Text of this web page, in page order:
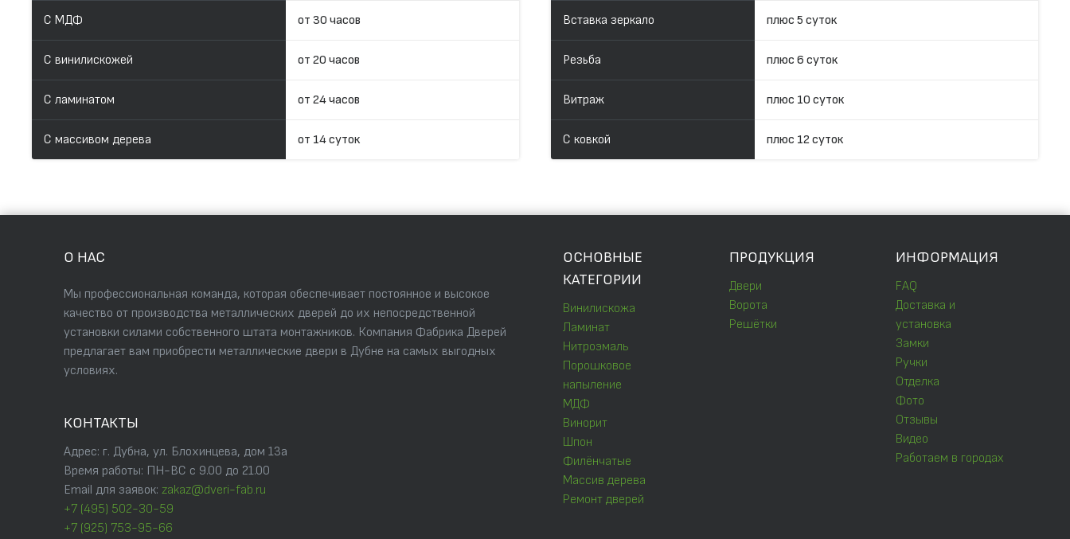
С МДФ от 30 часов
С винилискожей от 20 часов
С ламинатом от 24 часов
С массивом дерева от 14 суток
Вставка зеркало плюс 5 суток
Резьба плюс 6 суток
Витраж плюс 10 суток
С ковкой плюс 12 суток
О НАС
Мы профессиональная команда, которая обеспечивает постоянное и высокое
качество от производства металлических дверей до их непосредственной
установки силами собственного штата монтажников. Компания Фабрика Дверей
предлагает вам приобрести металлические двери в Дубне на самых выгодных
условиях.
КОНТАКТЫ
Адрес: г. Дубна, ул. Блохинцева, дом 13а
Время работы: ПН-ВС с 9.00 до 21.00
Email для заявок: zakaz@dveri-fab.ru
+7 (495) 502-30-59
+7 (925) 753-95-66
ОСНОВНЫЕ
КАТЕГОРИИ
Винилискожа
Ламинат
Нитроэмаль
Порошковое
напыление
МДФ
Винорит
Шпон
Филёнчатые
Массив дерева
Ремонт дверей
ПРОДУКЦИЯ
Двери
Ворота
Решётки
ИНФОРМАЦИЯ
FAQ
Доставка и
установка
Замки
Ручки
Отделка
Фото
Отзывы
Видео
Работаем в городах